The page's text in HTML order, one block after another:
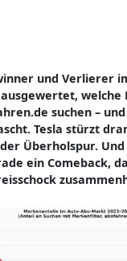
und Verlierer
ausgewertet,
suchen –
Tesla stürzt
Überholspur.
ein Comeback,